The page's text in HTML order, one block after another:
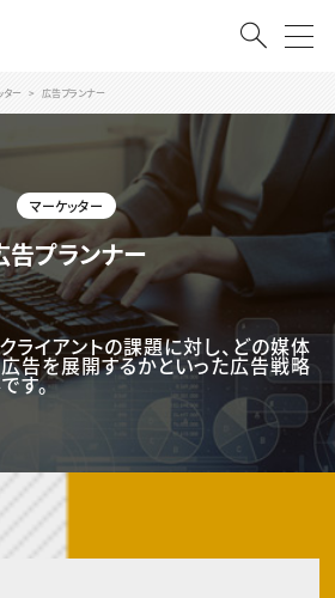
会員登録
す
検索
ップ
ター 広告プランナー
マーケッター
告プランナー
ライアントの課題に対し、どの媒体
告を展開するかといった広告戦略
す。